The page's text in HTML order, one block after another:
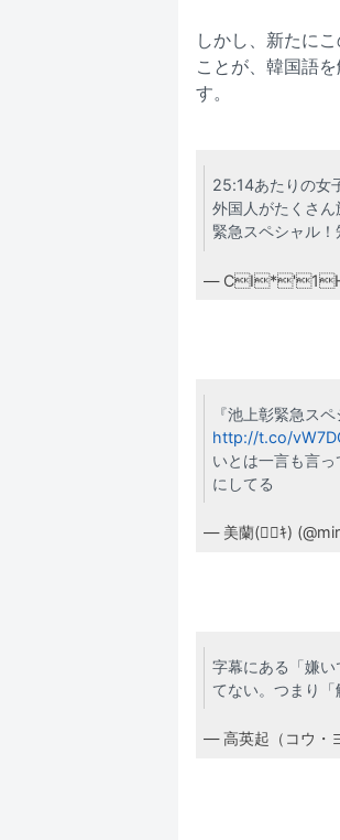
しかし、新たに
ことが、韓国語
す。
25:14あたりの女
外国人がたくさ
緊急スペシャル
—
『池上彰緊急ス
http://t.co/
いとは一言も言
にしてる
— 美蘭(ｷ)
字幕にある「嫌
てない。つまり
— 高英起（コウ・